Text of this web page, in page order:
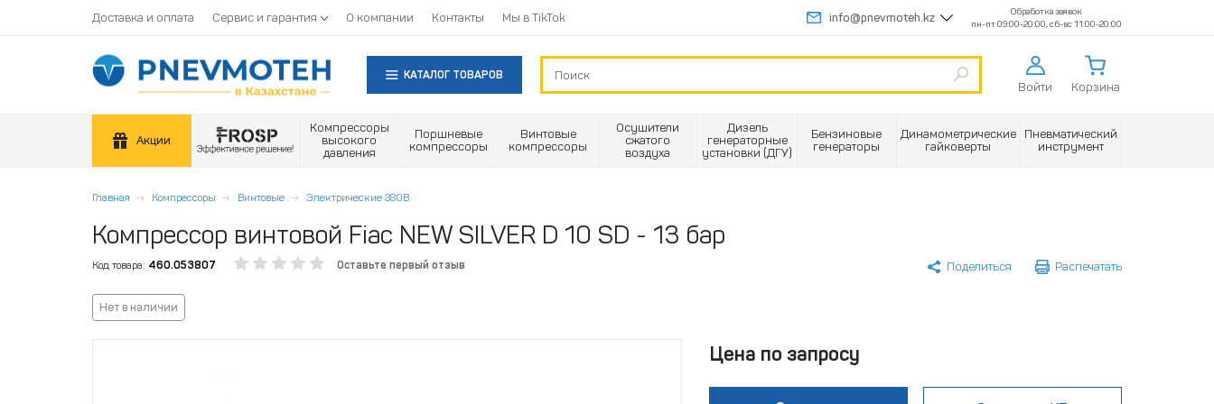
Доставка и оплата Сервис и гарантия О компании Контакты Мы в TikTok info@pnevmoteh.kz
Обработка заявок
пн-пт 09:00-20:00, сб-вс 11:00-20:00
КАТАЛОГ ТОВАРОВ
Войти Корзина
Акции
Компрессоры
высокого
давления
Поршневые
компрессоры
Винтовые
компрессоры
Осушители
сжатого
воздуха
Дизель
генераторные
установки (ДГУ)
Бензиновые
генераторы
Динамометрические
гайковерты
Пневматический
инструмент
Главная Компрессоры Винтовые Электрические 380В
Компрессор винтовой Fiac NEW SILVER D 10 SD - 13 бар
Код товара: 460.053807 Оставьте первый отзыв Поделиться Распечатать
Нет в наличии
Цена по запросу